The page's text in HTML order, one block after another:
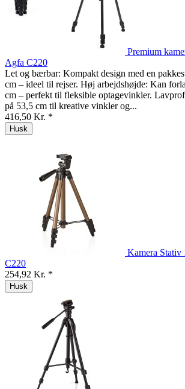
Premium
Agfa C220
Let og bærbar: Kompakt design med en
cm – ideel til rejser. Høj arbejdshøjde: Kan
cm – perfekt til fleksible optagevinkler.
på 53,5 cm til kreative vinkler og...
416,50 Kr. *
Husk
Kamera Stativ
C220
254,92 Kr. *
Husk